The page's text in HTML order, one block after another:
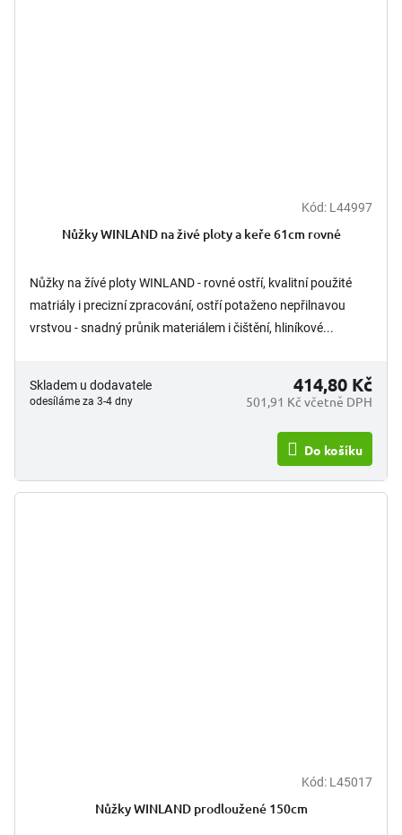
Kód: L44997
Nůžky WINLAND na živé ploty a keře 61cm rovné
Nůžky na žívé ploty WINLAND - rovné ostří, kvalitní použité
matriály i precizní zpracování, ostří potaženo nepřilnavou
vrstvou - snadný průnik materiálem i čištění, hliníkové...
Skladem u dodavatele
odesíláme za 3-4 dny 501,91 Kč včetně DPH
414,80 Kč
Do košíku
Kód: L45017
Nůžky WINLAND prodloužené 150cm